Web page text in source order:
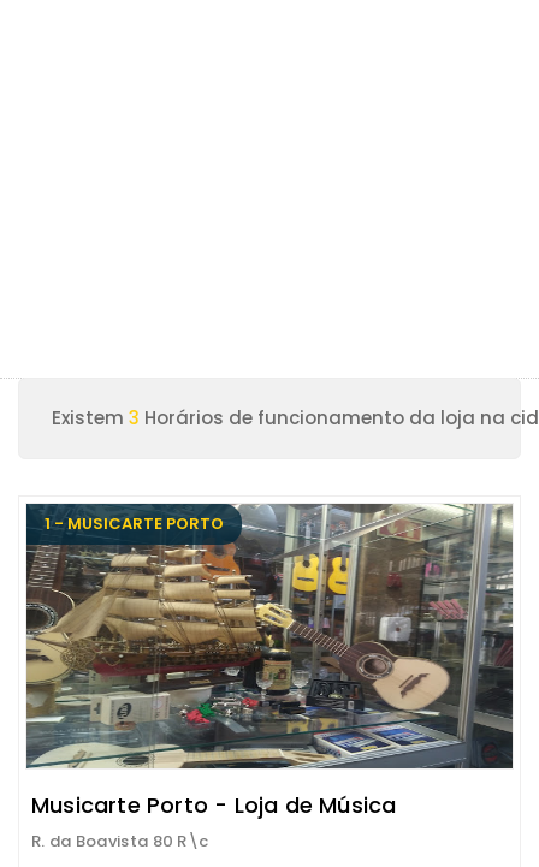
Existem 3 Horários de funcionamento da loja na
1 - MUSICARTE PORTO
Musicarte Porto - Loja de Música
R. da Boavista 80 R\c